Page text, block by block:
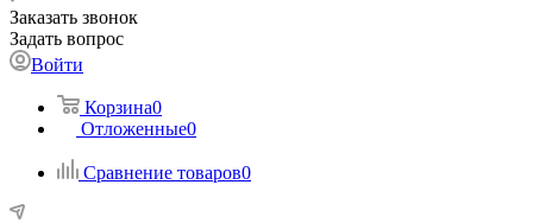
Заказать звонок
Задать вопрос
Войти
Корзина0
Отложенные0
Сравнение товаров0